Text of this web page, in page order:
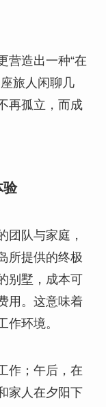
营造出一种“在
旅人闲聊几
再孤立，而成
验
团队与家庭，
所提供的终极
别墅，成本可
用。这意味着
作环境。
作；午后，在
家人在夕阳下